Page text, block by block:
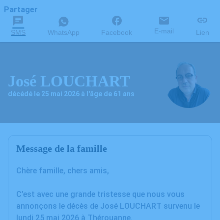
Partager
SMS WhatsApp Facebook E-mail Lien
José LOUCHART
décédé le 25 mai 2026 à l'âge de 61 ans
Message de la famille
Chère famille, chers amis,
C’est avec une grande tristesse que nous vous
annonçons le décès de José LOUCHART survenu le
lundi 25 mai 2026 à Thérouanne.